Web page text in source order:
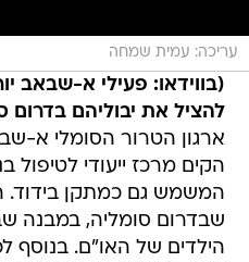
עריכה: עמית שמחה
(בווידאו: פעילי א-שבאב
להציל את יבוליהם בדרום
ארגון הטרור הסומלי א-
הקים מרכז ייעודי לטיפול
המשמש גם כמתקן בידוד.
שבדרום סומליה, במבנה
הילדים של האו"ם. בנוסף